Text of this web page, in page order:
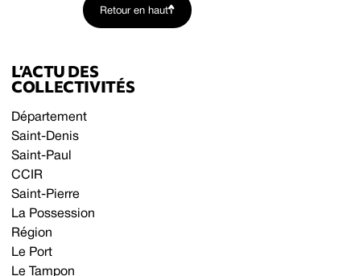
Retour en haut
L’ACTU DES
COLLECTIVITÉS
Département
Saint-Denis
Saint-Paul
CCIR
Saint-Pierre
La Possession
Région
Le Port
Le Tampon